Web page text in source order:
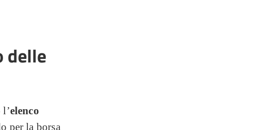
delle
elenco
per la borsa